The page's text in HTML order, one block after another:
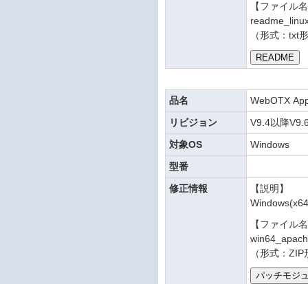
【ファイル
（形式：txt
品名
WebOTX
リビジョン
V9.4以降
対象OS
Windows
型番
修正情報
【説明】
【ファイル
（形式：